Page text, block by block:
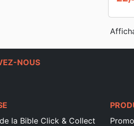
Prix
NOUS
la Bible Click & Collect